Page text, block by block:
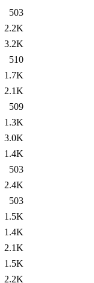
503
2.2K
3.2K
510
1.7K
2.1K
509
1.3K
3.0K
1.4K
503
2.4K
503
1.5K
1.4K
2.1K
1.5K
2.2K